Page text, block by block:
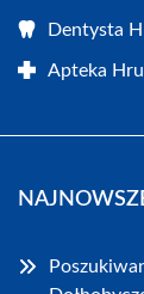
Dentysta
Apteka